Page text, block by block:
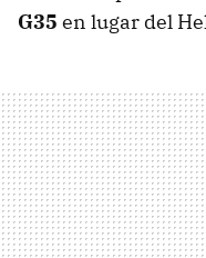
G35 en lugar del